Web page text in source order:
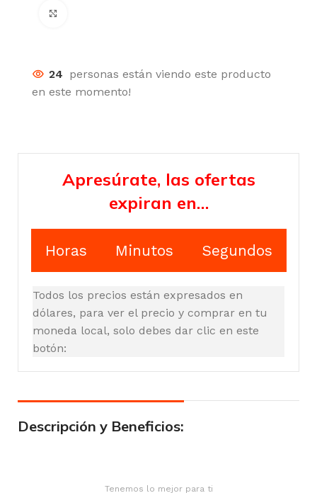
24 personas están viendo este producto
en este momento!
Apresúrate, las ofertas
expiran en…
Horas Minutos Segundos
Todos los precios están expresados en
dólares, para ver el precio y comprar en tu
moneda local, solo debes dar clic en este
botón:
Descripción y Beneficios:
Tenemos lo mejor para ti